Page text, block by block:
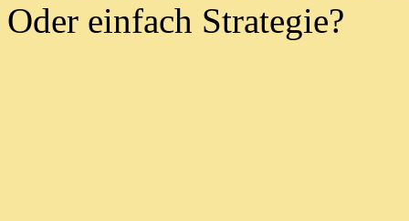
Oder einfach Strategie?